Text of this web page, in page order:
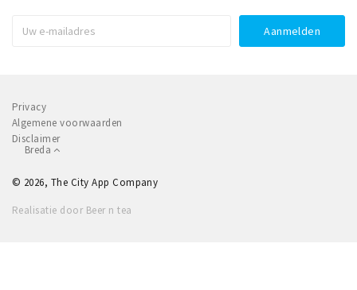
Privacy
Algemene voorwaarden
Disclaimer
Breda
© 2026, The City App Company
Realisatie door Beer n tea